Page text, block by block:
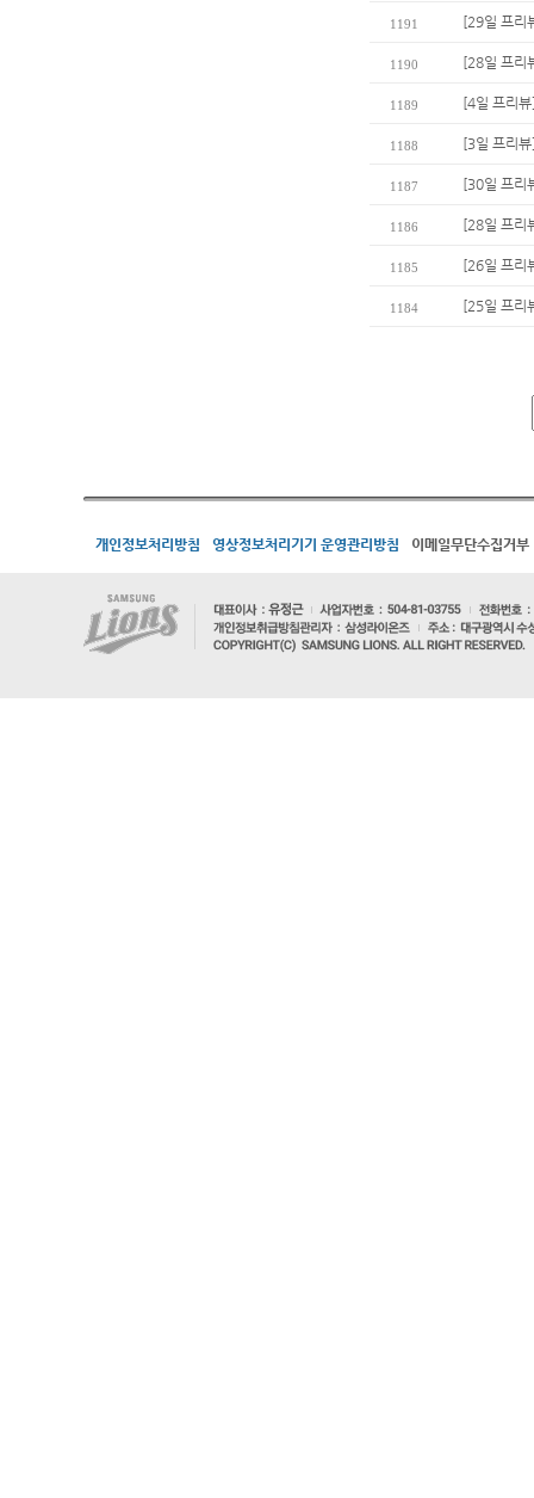
1191 [29일 프리
1190 [28일 프리
1189 [4일 프리
1188 [3일 프리
1187 [30일 프리
1186 [28일 프리
1185 [26일 프리
1184 [25일 프리
개인정보처리방침 영상정보처리기기 운영관리방침 이메일무단수집거부